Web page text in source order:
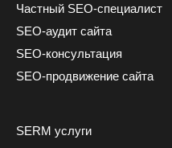
Частный SEO-специалист
SEO-аудит сайта
SEO-консультация
SEO-продвижение сайта
SERM услуги